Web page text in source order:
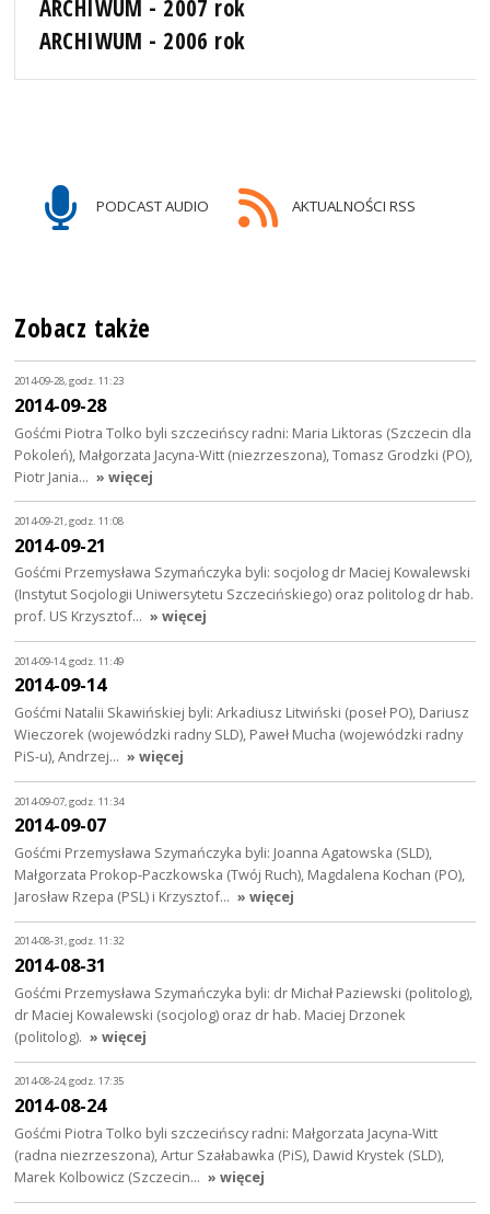
ARCHIWUM - 2007 rok
ARCHIWUM - 2006 rok
PODCAST AUDIO AKTUALNOŚCI RSS
Zobacz także
2014-09-28, godz. 11:23
2014-09-28
Gośćmi Piotra Tolko byli szczecińscy radni: Maria Liktoras (Szczecin dla
Pokoleń), Małgorzata Jacyna-Witt (niezrzeszona), Tomasz Grodzki (PO),
Piotr Jania… » więcej
2014-09-21, godz. 11:08
2014-09-21
Gośćmi Przemysława Szymańczyka byli: socjolog dr Maciej Kowalewski
(Instytut Socjologii Uniwersytetu Szczecińskiego) oraz politolog dr hab.
prof. US Krzysztof… » więcej
2014-09-14, godz. 11:49
2014-09-14
Gośćmi Natalii Skawińskiej byli: Arkadiusz Litwiński (poseł PO), Dariusz
Wieczorek (wojewódzki radny SLD), Paweł Mucha (wojewódzki radny
PiS-u), Andrzej… » więcej
2014-09-07, godz. 11:34
2014-09-07
Gośćmi Przemysława Szymańczyka byli: Joanna Agatowska (SLD),
Małgorzata Prokop-Paczkowska (Twój Ruch), Magdalena Kochan (PO),
Jarosław Rzepa (PSL) i Krzysztof… » więcej
2014-08-31, godz. 11:32
2014-08-31
Gośćmi Przemysława Szymańczyka byli: dr Michał Paziewski (politolog),
dr Maciej Kowalewski (socjolog) oraz dr hab. Maciej Drzonek
(politolog). » więcej
2014-08-24, godz. 17:35
2014-08-24
Gośćmi Piotra Tolko byli szczecińscy radni: Małgorzata Jacyna-Witt
(radna niezrzeszona), Artur Szałabawka (PiS), Dawid Krystek (SLD),
Marek Kolbowicz (Szczecin… » więcej